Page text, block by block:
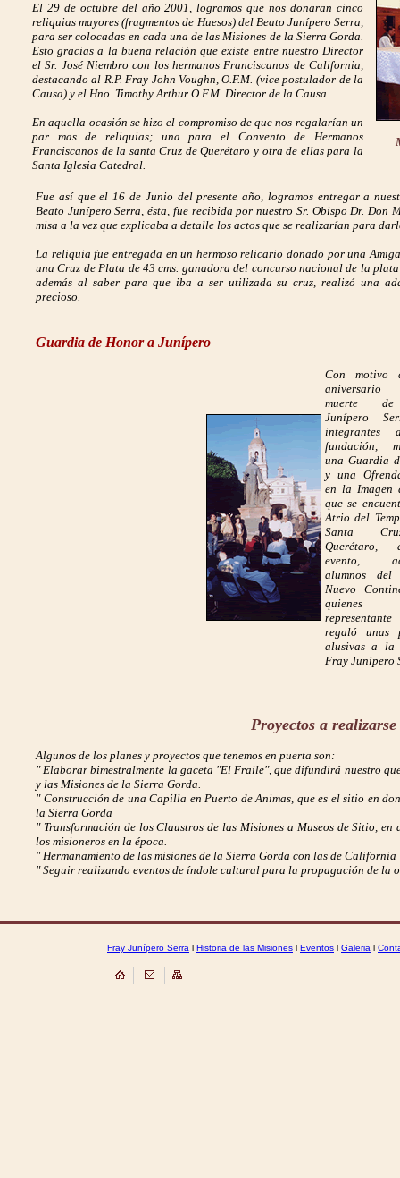
El 29 de octubre del año 2001, logramos que nos donaran cinco
reliquias mayores (fragmentos de Huesos) del Beato Junípero Serra,
para ser colocadas en cada una de las Misiones de la Sierra Gorda.
Esto gracias a la buena relación que existe entre nuestro Director
el Sr. José Niembro con los hermanos Franciscanos de California,
destacando al R.P. Fray John Voughn, O.F.M. (vice postulador de la
Causa) y el Hno. Timothy Arthur O.F.M. Director de la Causa.
En aquella ocasión se hizo el compromiso de que nos regalarían un
par mas de reliquias; una para el Convento de Hermanos
Franciscanos de la santa Cruz de Querétaro y otra de ellas para la
Santa Iglesia Catedral.
Fue así que el 16 de Junio del presente año, logramos entregar a
Beato Junípero Serra, ésta, fue recibida por nuestro Sr. Obispo Dr. Don
misa a la vez que explicaba a detalle los actos que se realizarían para
La reliquia fue entregada en un hermoso relicario donado por una
una Cruz de Plata de 43 cms. ganadora del concurso nacional de la
además al saber para que iba a ser utilizada su cruz, realizó una
precioso.
Guardia de Honor a Junípero
Con motivo
muerte
Junípero
integrantes
fundación,
una Guardia
y una
en la Imagen
que se
Atrio del
Santa
Querétaro,
evento,
alumnos del
Nuevo
regaló unas
alusivas a la
Fray Junípero
Proyectos a realizarse
Algunos de los planes y proyectos que tenemos en puerta son:
" Elaborar bimestralmente la gaceta "El Fraile", que difundirá nuestro
y las Misiones de la Sierra Gorda.
" Construcción de una Capilla en Puerto de Animas, que es el sitio en
la Sierra Gorda
" Transformación de los Claustros de las Misiones a Museos de Sitio,
los misioneros en la época.
" Hermanamiento de las misiones de la Sierra Gorda con las de California
" Seguir realizando eventos de índole cultural para la propagación de la
Fray Junípero Serra l Historia de las Misiones l Eventos l Galeria l